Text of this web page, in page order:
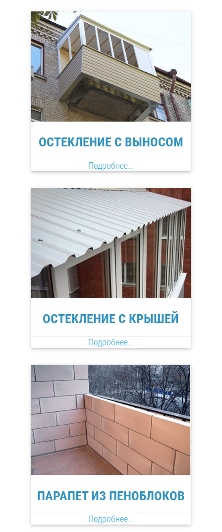
ОСТЕКЛЕНИЕ С ВЫНОСОМ
Подробнее...
ОСТЕКЛЕНИЕ С КРЫШЕЙ
Подробнее...
ПАРАПЕТ ИЗ ПЕНОБЛОКОВ
Подробнее...